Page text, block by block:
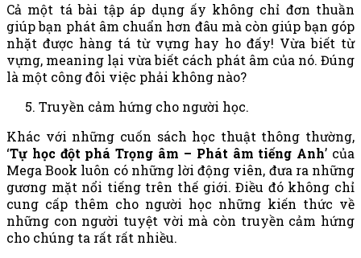
Cả một tá bài tập áp dụng ấy không chỉ đơn thuần
giúp bạn phát âm chuẩn hơn đâu mà còn giúp bạn góp
nhặt được hàng tá từ vựng hay ho đấy! Vừa biết từ
vựng, meaning lại vừa biết cách phát âm của nó. Đúng
là một công đôi việc phải không nào?
Truyền cảm hứng cho người học.
Khác với những cuốn sách học thuật thông thường,
‘Tự học đột phá Trọng âm – Phát âm tiếng Anh’ của
Mega Book luôn có những lời động viên, đưa ra những
gương mặt nổi tiếng trên thế giới. Điều đó không chỉ
cung cấp thêm cho người học những kiến thức về
những con người tuyệt vời mà còn truyền cảm hứng
cho chúng ta rất rất nhiều.